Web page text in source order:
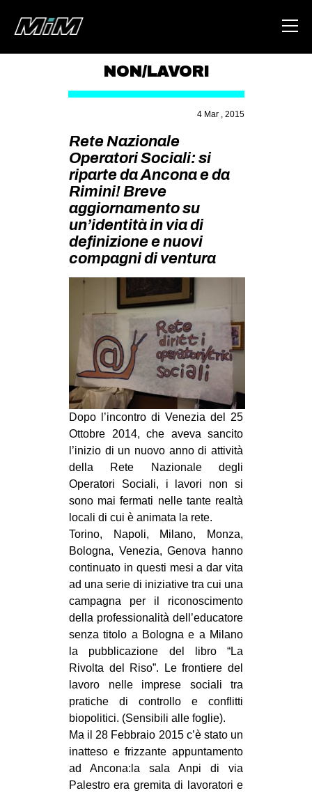
AREA
DEGENERAZIONE
GAZA FREESTYLE
CSOA LAMBRETTA
MSM
STUDENTI TSUNAMI
ZAM
MILANO
MOBILITAZIONI
SPAZI
SPORT POPOLARE
MOVIMENTI
ANTIFASCISMO
DIRITTO ALL’ABITARE
GENERI
MIGRAZIONI
PRECARIATO
REPRESSIONE
CULTURE
ARTE
CINEMA
MUSICA
RECENSIONI
INTERNAZIONALE
NON/LAVORI
4 Mar , 2015
Rete Nazionale
Operatori Sociali: si
riparte da Ancona e da
Rimini! Breve
aggiornamento su
un’identità in via di
definizione e nuovi
compagni di ventura
Dopo l’incontro di Venezia del 25
Ottobre 2014, che aveva sancito
l’inizio di un nuovo anno di attività
della Rete Nazionale degli
Operatori Sociali, i lavori non si
sono mai fermati nelle tante realtà
locali di cui è animata la rete.
Torino, Napoli, Milano, Monza,
Bologna, Venezia, Genova hanno
continuato in questi mesi a dar vita
ad una serie di iniziative tra cui una
campagna per il riconoscimento
della professionalità dell’educatore
senza titolo a Bologna e a Milano
la pubblicazione del libro“La
Rivolta del Riso”. Le frontiere del
lavoro nelle imprese sociali tra
pratiche di controllo e conflitti
biopolitici. (Sensibili alle foglie).
Ma il 28 Febbraio 2015 c’è stato un
inatteso e frizzante appuntamento
ad Ancona:la sala Anpi di via
Palestro era gremita di lavoratori e